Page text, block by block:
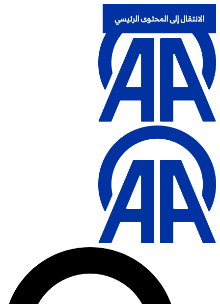
الانتقال إلى المحتوى الرئيسي